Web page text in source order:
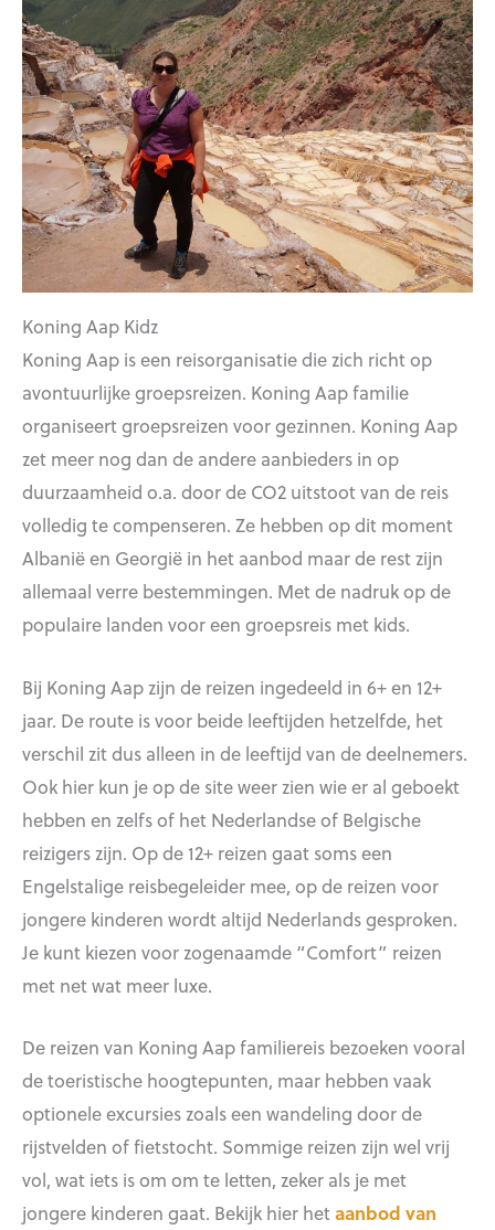
Koning Aap Kidz
Koning Aap is een reisorganisatie die zich richt op
avontuurlijke groepsreizen. Koning Aap familie
organiseert groepsreizen voor gezinnen. Koning Aap
zet meer nog dan de andere aanbieders in op
duurzaamheid o.a. door de CO2 uitstoot van de reis
volledig te compenseren. Ze hebben op dit moment
Albanië en Georgië in het aanbod maar de rest zijn
allemaal verre bestemmingen. Met de nadruk op de
populaire landen voor een groepsreis met kids.
Bij Koning Aap zijn de reizen ingedeeld in 6+ en 12+
jaar. De route is voor beide leeftijden hetzelfde, het
verschil zit dus alleen in de leeftijd van de deelnemers.
Ook hier kun je op de site weer zien wie er al geboekt
hebben en zelfs of het Nederlandse of Belgische
reizigers zijn. Op de 12+ reizen gaat soms een
Engelstalige reisbegeleider mee, op de reizen voor
jongere kinderen wordt altijd Nederlands gesproken.
Je kunt kiezen voor zogenaamde “Comfort” reizen
met net wat meer luxe.
De reizen van Koning Aap familiereis bezoeken vooral
de toeristische hoogtepunten, maar hebben vaak
optionele excursies zoals een wandeling door de
rijstvelden of fietstocht. Sommige reizen zijn wel vrij
vol, wat iets is om om te letten, zeker als je met
jongere kinderen gaat. Bekijk hier hetaanbod van